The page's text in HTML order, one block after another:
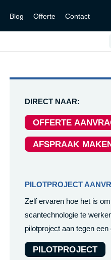
Blog Offerte Contact
DIRECT NAAR:
OFFERTE
AFSPRAAK
PILOTPROJECT
Zelf ervaren hoe het is
scantechnologie te
pilotproject aan tegen
PILOTPROJECT